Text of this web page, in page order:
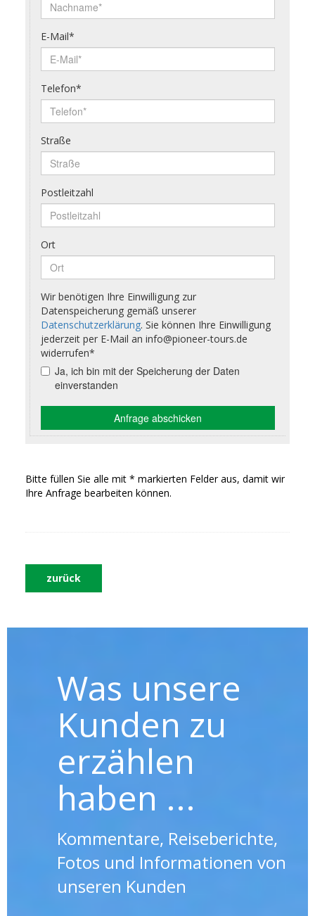
Bitte füllen Sie alle mit * markierten Felder aus, damit wir
Ihre Anfrage bearbeiten können.
zurück
Was unsere
Kunden zu
erzählen
haben ...
Kommentare, Reiseberichte,
Fotos und Informationen von
unseren Kunden